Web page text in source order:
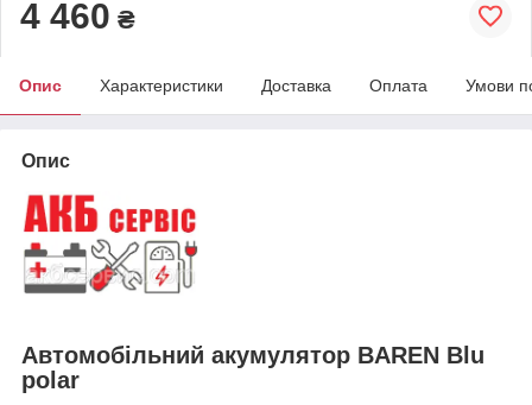
4 460 ₴
Опис Характеристики Доставка Оплата Умови
Опис
Автомобільний акумулятор BAREN Blu
polar